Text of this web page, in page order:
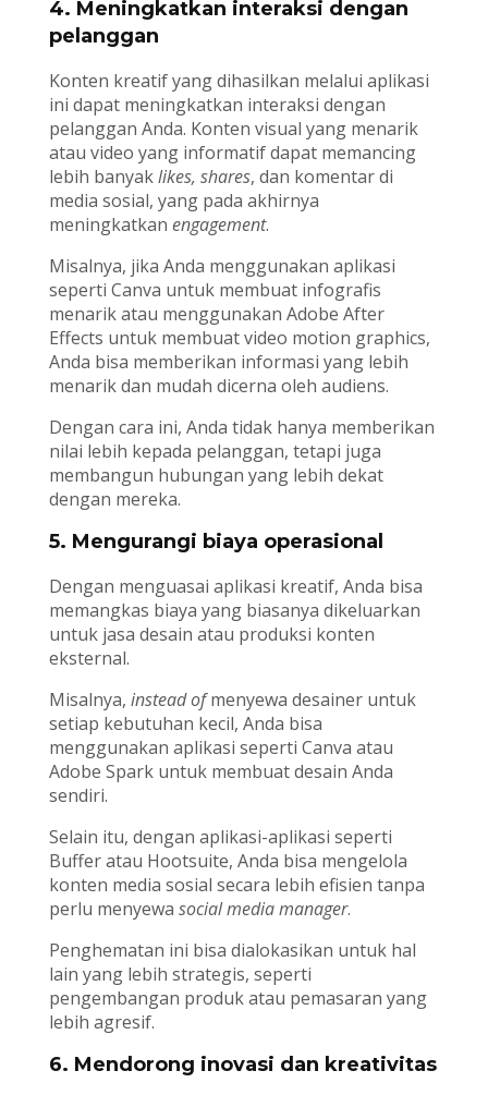
4. Meningkatkan interaksi dengan
pelanggan
Konten kreatif yang dihasilkan melalui aplikasi
ini dapat meningkatkan interaksi dengan
pelanggan Anda. Konten visual yang menarik
atau video yang informatif dapat memancing
lebih banyaklikes, shares, dan komentar di
media sosial, yang pada akhirnya
meningkatkan engagement.
Misalnya, jika Anda menggunakan aplikasi
seperti Canva untuk membuat infografis
menarik atau menggunakan Adobe After
Effects untuk membuat video motion graphics,
Anda bisa memberikan informasi yang lebih
menarik dan mudah dicerna oleh audiens.
Dengan cara ini, Anda tidak hanya memberikan
nilai lebih kepada pelanggan, tetapi juga
membangun hubungan yang lebih dekat
dengan mereka.
5. Mengurangi biaya operasional
Dengan menguasai aplikasi kreatif, Anda bisa
memangkas biaya yang biasanya dikeluarkan
untuk jasa desain atau produksi konten
eksternal.
Misalnya, instead ofmenyewa desainer untuk
setiap kebutuhan kecil, Anda bisa
menggunakan aplikasi seperti Canva atau
Adobe Spark untuk membuat desain Anda
sendiri.
Selain itu, dengan aplikasi-aplikasi seperti
Buffer atau Hootsuite, Anda bisa mengelola
konten media sosial secara lebih efisien tanpa
perlu menyewa social media manager.
Penghematan ini bisa dialokasikan untuk hal
lain yang lebih strategis, seperti
pengembangan produk atau pemasaran yang
lebih agresif.
6. Mendorong inovasi dan kreativitas